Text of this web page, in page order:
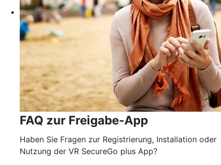
FAQ zur Freigabe-App
Haben Sie Fragen zur Registrierung, Installation oder
Nutzung der VR SecureGo plus App?